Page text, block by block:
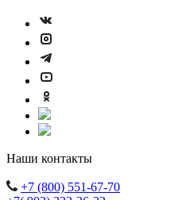
Наши контакты
+7 (800) 551-67-70